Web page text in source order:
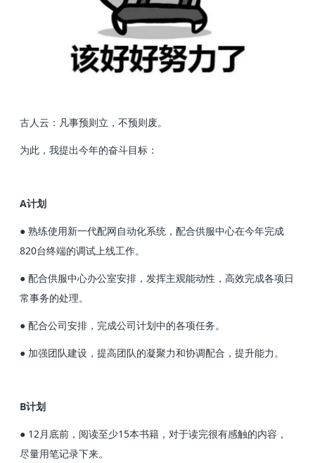
古人云：凡事预则立，不预则废。
为此，我提出今年的奋斗目标：
A计划
● 熟练使用新一代配网自动化系统，配合供服中心在今年完成
820台终端的调试上线工作。
● 配合供服中心办公室安排，发挥主观能动性，高效完成各项日
常事务的处理。
● 配合公司安排，完成公司计划中的各项任务。
● 加强团队建设，提高团队的凝聚力和协调配合，提升能力。
B计划
● 12月底前，阅读至少15本书籍，对于读完很有感触的内容，
尽量用笔记录下来。